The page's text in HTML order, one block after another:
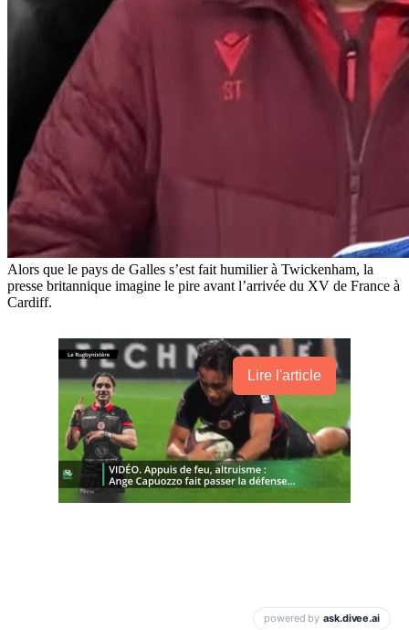
Alors que le pays de Galles s’est fait humilier à Twickenham, la
presse britannique imagine le pire avant l’arrivée du XV de France à
Cardiff.
Lire l'article